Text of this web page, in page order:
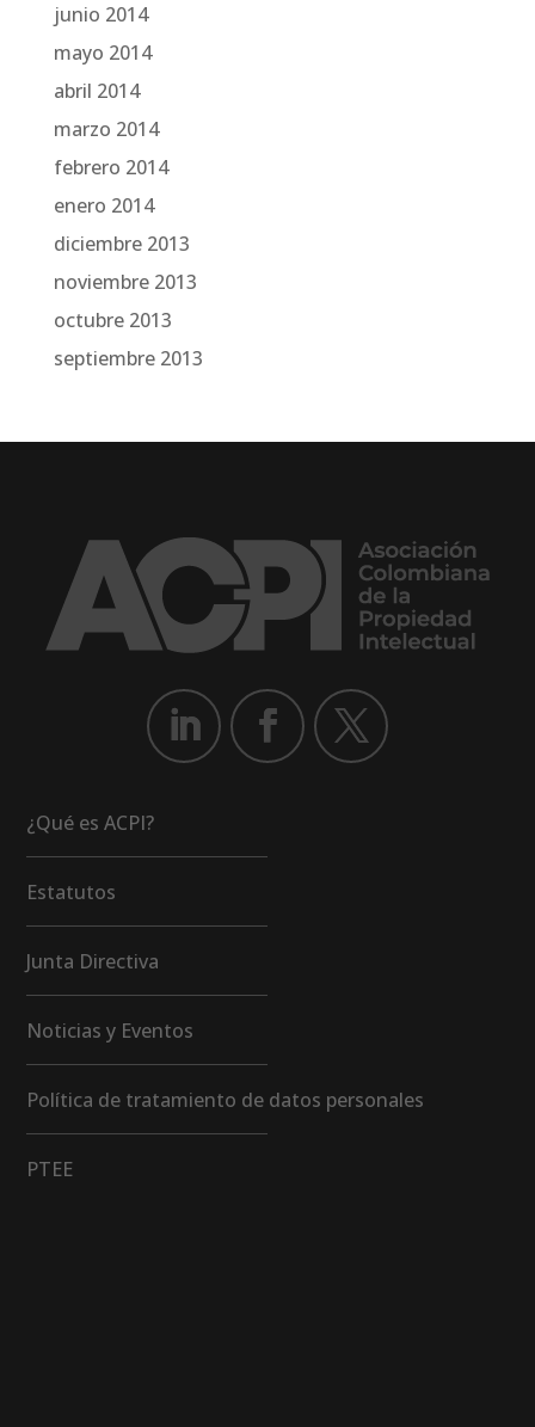
junio 2014
mayo 2014
abril 2014
marzo 2014
febrero 2014
enero 2014
diciembre 2013
noviembre 2013
octubre 2013
septiembre 2013
¿Qué es ACPI?
Estatutos
Junta Directiva
Noticias y Eventos
Política de tratamiento de datos personales
PTEE